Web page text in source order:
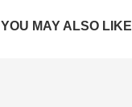
YOU MAY ALSO LIKE